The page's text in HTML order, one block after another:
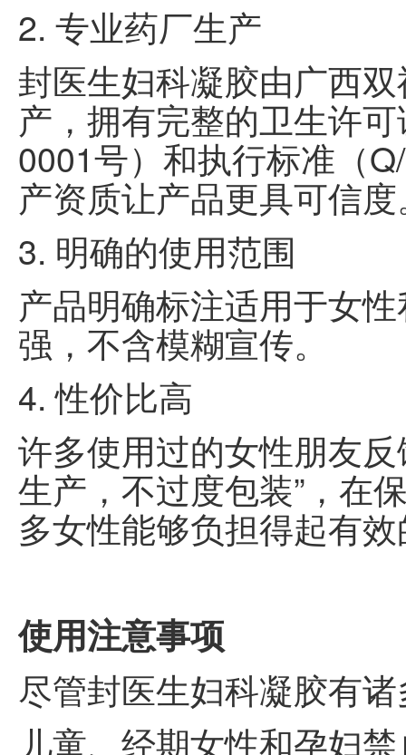
2. 专业药厂生产
封医生妇科凝胶由广西
产，拥有完整的卫生许
0001号）和执行标准（
产资质让产品更具可信
3. 明确的使用范围
产品明确标注适用于女
强，不含模糊宣传。
4. 性价比高
许多使用过的女性朋友
生产，不过度包装”，在
多女性能够负担得起有
使用注意事项
尽管封医生妇科凝胶有
儿童、经期女性和孕妇